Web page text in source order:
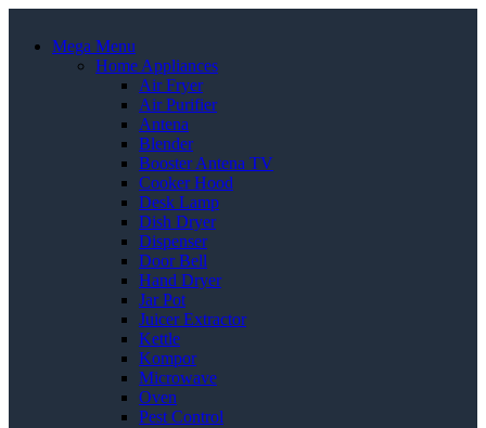
Mega Menu
Home Appliances
Air Fryer
Air Purifier
Antena
Blender
Booster Antena TV
Cooker Hood
Desk Lamp
Dish Dryer
Dispenser
Door Bell
Hand Dryer
Jar Pot
Juicer Extractor
Kettle
Kompor
Microwave
Oven
Pest Control